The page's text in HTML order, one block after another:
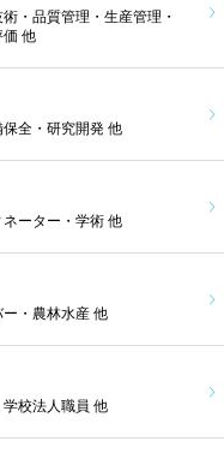
・品質管理・生産管理・
価 他
全・研究開発 他
ーター・学術 他
・農林水産 他
校法人職員 他